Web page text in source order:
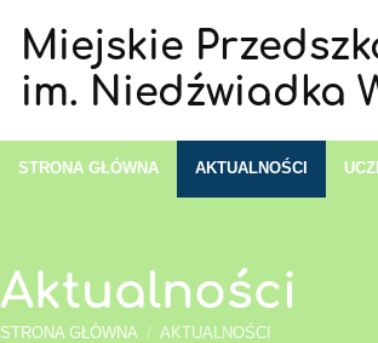
Miejskie
im. Niedźwiadka
STRONA GŁÓWNA AKTUALNOŚCI
Aktualności
STRONA GŁÓWNA / AKTUALNOŚCI